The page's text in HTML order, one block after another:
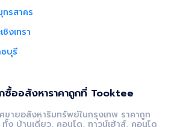
รสาคร
งเทรา
บุรี
ซื้ออสังหาราคาถูกที่ Tooktee
ขายอสังหาริมทรัพย์ในกรุงเทพ ราคาถูก